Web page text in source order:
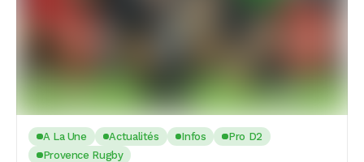
A La Une Actualités Infos
Pro D2
Provence Rugby